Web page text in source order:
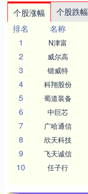
个股涨幅 个股跌幅
排名
名称
1
N津富
2 威尔高
3 锴威特
4 科翔股份
5 蜀道装备
6 中巨芯
7 广哈通信
8 欣天科技
9 飞天诚信
10 任子行